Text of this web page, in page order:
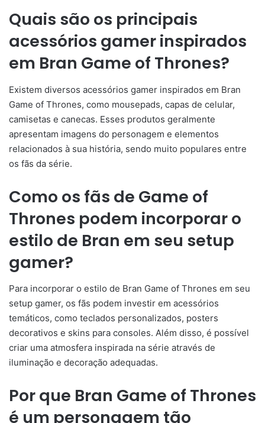
Quais são os principais
acessórios gamer inspirados
em Bran Game of Thrones?
Existem diversos acessórios gamer inspirados em Bran
Game of Thrones, como mousepads, capas de celular,
camisetas e canecas. Esses produtos geralmente
apresentam imagens do personagem e elementos
relacionados à sua história, sendo muito populares entre
os fãs da série.
Como os fãs de Game of
Thrones podem incorporar o
estilo de Bran em seu setup
gamer?
Para incorporar o estilo de Bran Game of Thrones em seu
setup gamer, os fãs podem investir em acessórios
temáticos, como teclados personalizados, posters
decorativos e skins para consoles. Além disso, é possível
criar uma atmosfera inspirada na série através de
iluminação e decoração adequadas.
Por que Bran Game of Thrones
é um personagem tão